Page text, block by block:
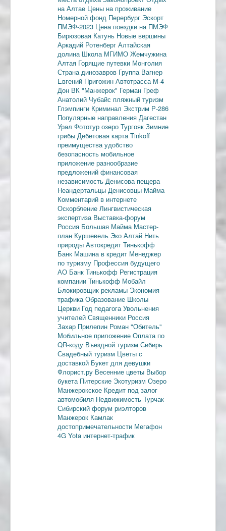
на Алтае Цены на проживание
Номерной фонд Перербург Эскорт
ПМЭФ-2023 Цена поездки на ПМЭФ
Бирюзовая Катунь Новые вершины
Аркадий Ротенберг Алтайская
долина Школа МГИМО Жемчужина
Алтая Горящие путевки Монголия
Страна динозавров Группа Вагнер
Евгений Пригожин Автотрасса М-4
Дон ВК "Манжерок" Герман Греф
Анатолий Чубайс пляжный туризм
Глэмпинги Криминал Экстрим Р-286
Популярные направления Дагестан
Урал Фототур озеро Тургояк Зимние
грибы Дебетовая картаTinkoff
преимуществаудобство
безопасность мобильное
приложение разнообразие
предложений финансовая
независимость Денисова пещера
Неандертальцы Денисовцы Майма
Комментарий в интернете
Оскорбление Лингвистическая
экспертиза Выставка-форум
Россия Большая Майма Мастер-
план Куршевель Эко Алтай Нить
природы Автокредит Тинькофф
Банк Машина в кредит Менеджер
по туризму Профессия будущего
АО Банк Тинькофф Регистрация
компании Тинькофф Мобайл
Блокировщик рекламы Экономия
трафикаОбразование Школы
Церкви Год педагогаУвольнения
учителей Священники Россия
Захар Прилепин Роман "Обитель"
Мобильное приложение Оплата по
QR-коду Въездной туризм Сибирь
Свадебный туризм Цветы с
доставкой Букет для девушки
Флорист.ру Весенние цветы Выбор
букета Питерские Экотуризм Озеро
Манжерокское Кредит под залог
автомобиля Недвижимость Турчак
Сибирский форум риэлторов
Манжерок Камлак
достопримечательности Мегафон
4G Yota интернет-трафик